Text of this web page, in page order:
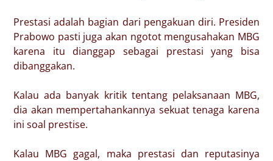
Prestasi adalah bagian dari pengakuan diri. Presiden
Prabowo pasti juga akan ngotot mengusahakan MBG
karena itu dianggap sebagai prestasi yang bisa
dibanggakan.
Kalau ada banyak kritik tentang pelaksanaan MBG,
dia akan mempertahankannya sekuat tenaga karena
ini soal prestise.
Kalau MBG gagal, maka prestasi dan reputasinya